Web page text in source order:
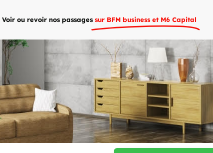
Voir ou revoir nos passages sur BFM business et M6 Capital